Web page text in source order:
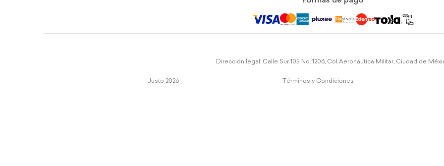
Dirección legal: Calle Sur 105 No. 1206, Col Aeronáutica Militar, Ciudad de
Justo 2026 Términos y Condiciones